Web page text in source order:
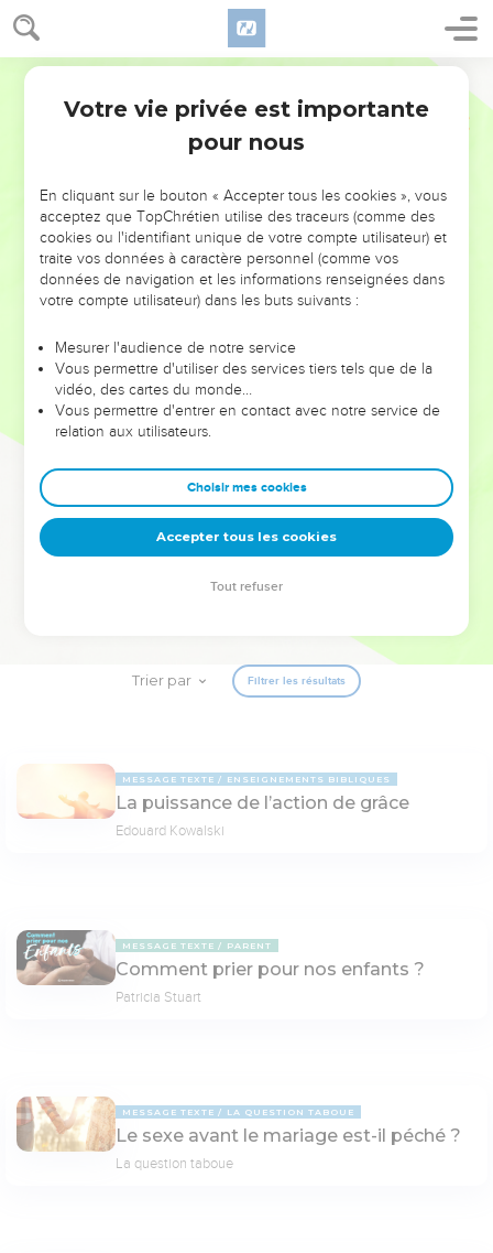
NE MANQUEZ PAS L’ÉVÉNEMENT
DE L’ANNÉE !
ET SI LEURS ERREURS POUVAIENT VOUS ÉVITER LES
VOTRES ?
leur foi ou leur vision. Mais on voit moins les doutes, les erreurs
et les saisons difficiles qu'ils ont traversés, alors même que ce
sont elles qui les ont façonnés.
Dans cette conférence, leaders, entrepreneurs, et responsables
clés pour avancer avec plus de sagesse afin que leurs erreurs
deviennent vos tremplins. Que vous guidiez un ministère, une
équipe, un groupe ou une famille, leur expérience est faite
pour vous.
Trier par Filtrer les résultats
MESSAGE TEXTE ENSEIGNEMENTS BIBLIQUES
La puissance de l’action de grâce
Edouard Kowalski
MESSAGE TEXTE PARENT
Comment prier pour nos enfants ?
Patricia Stuart
MESSAGE TEXTE LA QUESTION TABOUE
Le sexe avant le mariage est-il péché ?
La question taboue
Votre vie privée est importante
pour nous
En cliquant sur le bouton « Accepter tous les cookies », vous
acceptez que TopChrétien utilise des traceurs (comme des
cookies ou l'identifiant unique de votre compte utilisateur) et
traite vos données à caractère personnel (comme vos
données de navigation et les informations renseignées dans
votre compte utilisateur) dans les buts suivants :
Mesurer l'audience de notre service
Vous permettre d'utiliser des services tiers tels que de la
vidéo, des cartes du monde…
Vous permettre d'entrer en contact avec notre service de
relation aux utilisateurs.
Choisir mes cookies
Accepter tous les cookies
Tout refuser